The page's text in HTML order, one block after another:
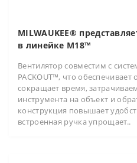
MILWAUKEE®
в линейке M18™
Вентилятор совместим с
PACKOUT™, что
сокращает время,
инструмента на объект и
конструкция повышает
встроенная ручка упрощает..